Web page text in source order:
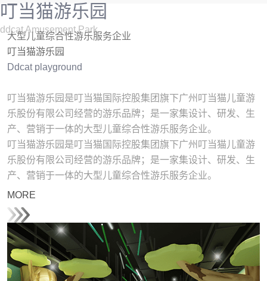
叮当猫游乐园
ddcat Amusement Park
大型儿童综合性游乐服务企业
叮当猫游乐园
Ddcat playground
叮当猫游乐园是叮当猫国际控股集团旗下广州叮当猫儿童游
乐股份有限公司经营的游乐品牌；是一家集设计、研发、生
产、营销于一体的大型儿童综合性游乐服务企业。
叮当猫游乐园是叮当猫国际控股集团旗下广州叮当猫儿童游
乐股份有限公司经营的游乐品牌；是一家集设计、研发、生
产、营销于一体的大型儿童综合性游乐服务企业。
MORE